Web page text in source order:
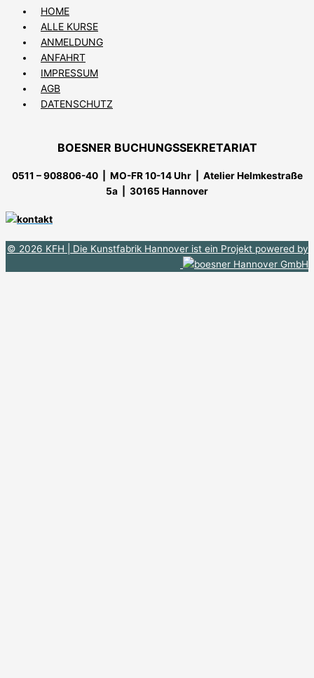
HOME
ALLE KURSE
ANMELDUNG
ANFAHRT
IMPRESSUM
AGB
DATENSCHUTZ
BOESNER BUCHUNGSSEKRETARIAT
0511 – 908806-40 | MO-FR 10-14 Uhr
| Atelier Helmkestraße
5a | 30165 Hannover
© 2026 KFH | Die Kunstfabrik Hannover ist ein Projekt powered by